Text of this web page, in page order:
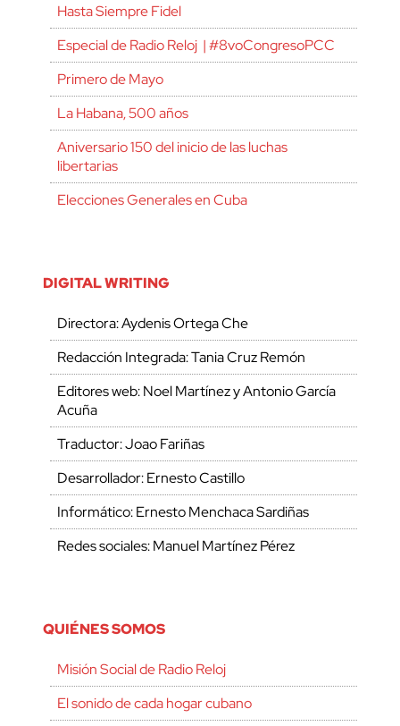
Hasta Siempre Fidel
Especial de Radio Reloj | #8voCongresoPCC
Primero de Mayo
La Habana, 500 años
Aniversario 150 del inicio de las luchas
libertarias
Elecciones Generales en Cuba
DIGITAL WRITING
Directora: Aydenis Ortega Che
Redacción Integrada: Tania Cruz Remón
Editores web: Noel Martínez y Antonio García
Acuña
Traductor: Joao Fariñas
Desarrollador: Ernesto Castillo
Informático: Ernesto Menchaca Sardiñas
Redes sociales: Manuel Martínez Pérez
QUIÉNES SOMOS
Misión Social de Radio Reloj
El sonido de cada hogar cubano